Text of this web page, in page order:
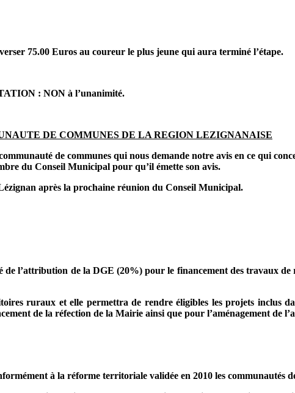
75.00 Euros au coureur le plus jeune qui aura terminé l’étape.
: NON à l’unanimité.
DE COMMUNES DE LA REGION LEZIGNANAISE
de communes qui nous demande notre avis en ce qui
du Conseil Municipal pour qu’il émette son avis.
après la prochaine réunion du Conseil Municipal.
de l’attribution de la DGE (20%) pour le financement des travaux
ruraux et elle permettra de rendre éligibles les projets inclus
de la réfection de la Mairie ainsi que pour l’aménagement de
à la réforme territoriale validée en 2010 les communautés